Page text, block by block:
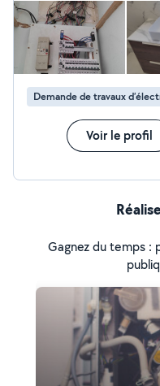
Nettoyage maison ,
je suis disponible sur
Demande de travaux
Voir le profil
Gagnez du temps :